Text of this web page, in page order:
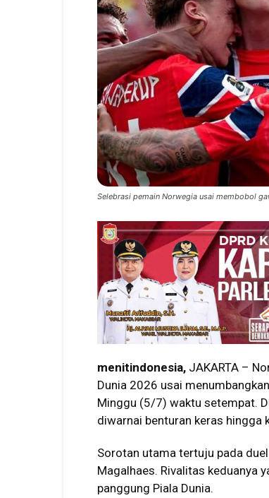
Selebrasi pemain Norwegia usai membobol
menitindonesia, JAKARTA –
Dunia 2026 usai
Minggu (5/7) waktu setempat.
diwarnai benturan keras hingga
Sorotan utama tertuju pada
Magalhaes. Rivalitas keduanya
panggung Piala Dunia.